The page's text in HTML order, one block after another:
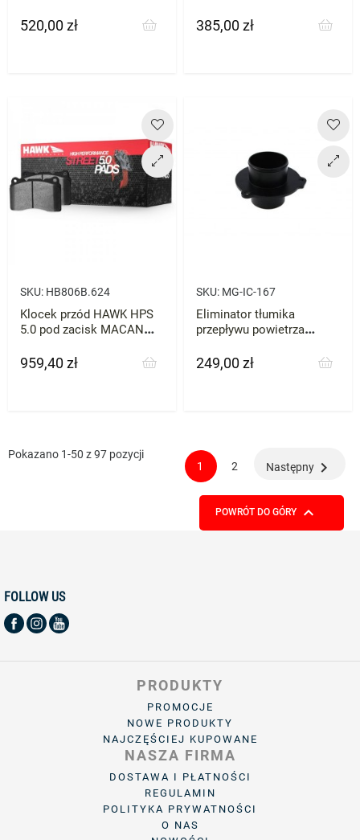
Cena
520,00 zł
A5 VW Golf VII GTI R
Skoda Octavia RS Seat
Cena
385,00 zł
SKU: HB806B.624
Klocek przód HAWK HPS
5.0 pod zacisk MACAN
Cena
959,40 zł
SKU: MG-IC-167
Eliminator tłumika
przepływu powietrza
VI 2.0T
Cena
249,00 zł
Pokazano 1-50 z 97 pozycji
1
2 Następny 
POWRÓT DO GÓRY 
FOLLOW US
PRODUKTY
PROMOCJE
NOWE PRODUKTY
NAJCZĘŚCIEJ KUPOWANE
NASZA FIRMA
DOSTAWA I PŁATNOŚCI
REGULAMIN
POLITYKA PRYWATNOŚCI
O NAS